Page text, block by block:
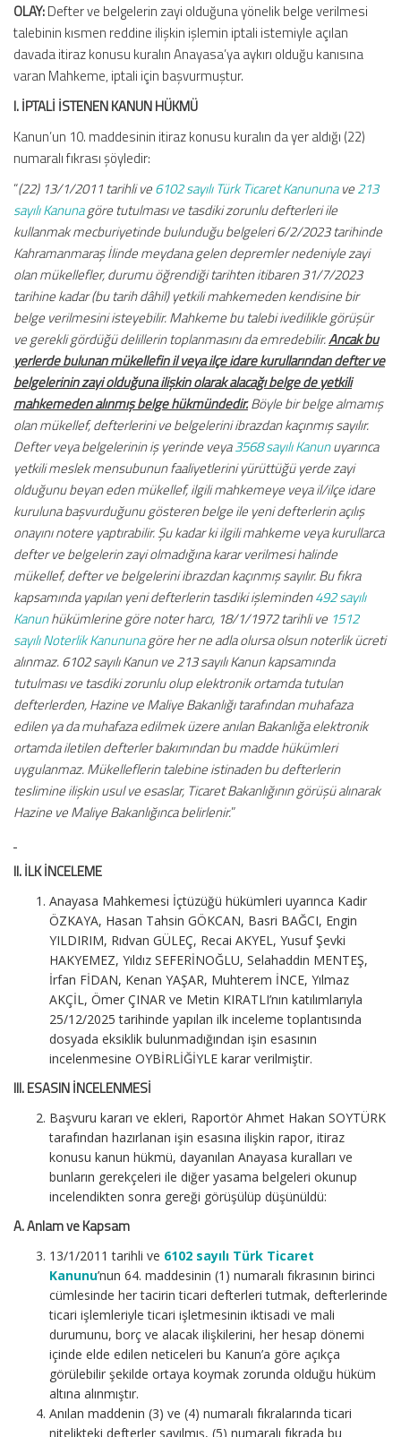
OLAY:Defter ve belgelerin zayi olduğuna yönelik belge verilmesi
talebinin kısmen reddine ilişkin işlemin iptali istemiyle açılan
davada itiraz konusu kuralın Anayasa’ya aykırı olduğu kanısına
varan Mahkeme, iptali için başvurmuştur.
I. İPTALİ İSTENEN KANUN HÜKMÜ
Kanun’un 10. maddesinin itiraz konusu kuralın da yer aldığı (22)
numaralı fıkrası şöyledir:
“(22) 13/1/2011 tarihli ve6102 sayılı Türk Ticaret Kanununave213
sayılı Kanunagöre tutulması ve tasdiki zorunlu defterleri ile
kullanmak mecburiyetinde bulunduğu belgeleri 6/2/2023 tarihinde
Kahramanmaraş İlinde meydana gelen depremler nedeniyle zayi
olan mükellefler, durumu öğrendiği tarihten itibaren 31/7/2023
tarihine kadar (bu tarih dâhil) yetkili mahkemeden kendisine bir
belge verilmesini isteyebilir. Mahkeme bu talebi ivedilikle görüşür
ve gerekli gördüğü delillerin toplanmasını da emredebilir.Ancak bu
yerlerde bulunan mükellefin il veya ilçe idare kurullarından defter ve
belgelerinin zayi olduğuna ilişkin olarak alacağı belge de yetkili
mahkemeden alınmış belge hükmündedir.Böyle bir belge almamış
olan mükellef, defterlerini ve belgelerini ibrazdan kaçınmış sayılır.
Defter veya belgelerinin iş yerinde veya3568 sayılı Kanunuyarınca
yetkili meslek mensubunun faaliyetlerini yürüttüğü yerde zayi
olduğunu beyan eden mükellef, ilgili mahkemeye veya il/ilçe idare
kuruluna başvurduğunu gösteren belge ile yeni defterlerin açılış
onayını notere yaptırabilir. Şu kadar ki ilgili mahkeme veya kurullarca
defter ve belgelerin zayi olmadığına karar verilmesi halinde
mükellef, defter ve belgelerini ibrazdan kaçınmış sayılır. Bu fıkra
kapsamında yapılan yeni defterlerin tasdiki işleminden492 sayılı
Kanunhükümlerine göre noter harcı, 18/1/1972 tarihli ve 1512
sayılı Noterlik Kanununagöre her ne adla olursa olsun noterlik ücreti
alınmaz. 6102 sayılı Kanun ve 213 sayılı Kanun kapsamında
tutulması ve tasdiki zorunlu olup elektronik ortamda tutulan
defterlerden, Hazine ve Maliye Bakanlığı tarafından muhafaza
edilen ya da muhafaza edilmek üzere anılan Bakanlığa elektronik
ortamda iletilen defterler bakımından bu madde hükümleri
uygulanmaz. Mükelleflerin talebine istinaden bu defterlerin
teslimine ilişkin usul ve esaslar, Ticaret Bakanlığının görüşü alınarak
Hazine ve Maliye Bakanlığınca belirlenir.”
II. İLK İNCELEME
Anayasa Mahkemesi İçtüzüğü hükümleri uyarınca Kadir
ÖZKAYA, Hasan Tahsin GÖKCAN, Basri BAĞCI, Engin
YILDIRIM, Rıdvan GÜLEÇ, Recai AKYEL, Yusuf Şevki
HAKYEMEZ, Yıldız SEFERİNOĞLU, Selahaddin MENTEŞ,
İrfan FİDAN, Kenan YAŞAR, Muhterem İNCE, Yılmaz
AKÇİL, Ömer ÇINAR ve Metin KIRATLI’nın katılımlarıyla
25/12/2025 tarihinde yapılan ilk inceleme toplantısında
dosyada eksiklik bulunmadığından işin esasının
incelenmesine OYBİRLİĞİYLE karar verilmiştir.
III. ESASIN İNCELENMESİ
Başvuru kararı ve ekleri, Raportör Ahmet Hakan SOYTÜRK
tarafından hazırlanan işin esasına ilişkin rapor, itiraz
konusu kanun hükmü, dayanılan Anayasa kuralları ve
bunların gerekçeleri ile diğer yasama belgeleri okunup
incelendikten sonra gereği görüşülüp düşünüldü:
A. Anlam ve Kapsam
13/1/2011 tarihli ve 6102 sayılı Türk Ticaret
Kanunu’nun 64. maddesinin (1) numaralı fıkrasının birinci
cümlesinde her tacirin ticari defterleri tutmak, defterlerinde
ticari işlemleriyle ticari işletmesinin iktisadi ve mali
durumunu, borç ve alacak ilişkilerini, her hesap dönemi
içinde elde edilen neticeleri bu Kanun’a göre açıkça
görülebilir şekilde ortaya koymak zorunda olduğu hüküm
altına alınmıştır.
Anılan maddenin (3) ve (4) numaralı fıkralarında ticari
nitelikteki defterler sayılmış, (5) numaralı fıkrada bu